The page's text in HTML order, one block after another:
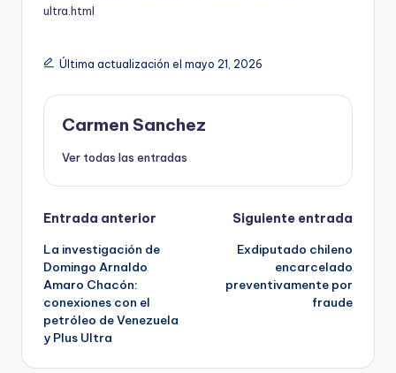
ultra.html
Última actualización el mayo 21, 2026
Carmen Sanchez
Ver todas las entradas
Navegación
de
entradas
Entrada anterior
La investigación de
Domingo Arnaldo
Amaro Chacón:
conexiones con el
petróleo de Venezuela
y Plus Ultra
Siguiente entrada
Exdiputado chileno
encarcelado
preventivamente por
fraude